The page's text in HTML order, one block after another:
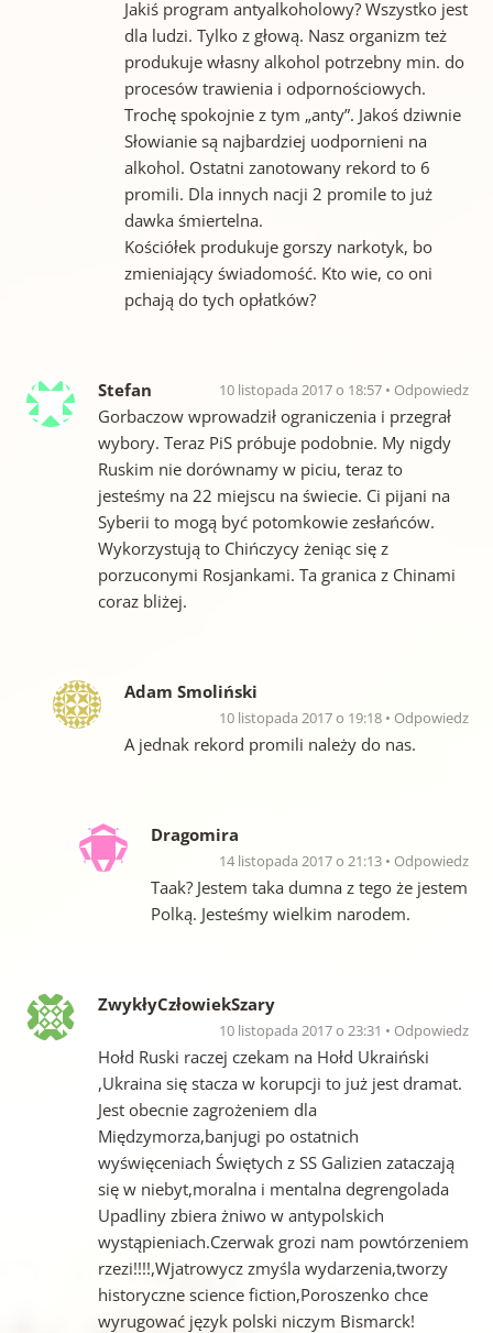
Jakiś program antyalkoholowy? Wszystko jest
dla ludzi. Tylko z głową. Nasz organizm też
produkuje własny alkohol potrzebny min. do
procesów trawienia i odpornościowych.
Trochę spokojnie z tym „anty”. Jakoś dziwnie
Słowianie są najbardziej uodpornieni na
alkohol. Ostatni zanotowany rekord to 6
promili. Dla innych nacji 2 promile to już
dawka śmiertelna.
Kościółek produkuje gorszy narkotyk, bo
zmieniający świadomość. Kto wie, co oni
pchają do tych opłatków?
Stefan 10 listopada 2017 o 18:57 Odpowiedz
Gorbaczow wprowadził ograniczenia i przegrał
wybory. Teraz PiS próbuje podobnie. My nigdy
Ruskim nie dorównamy w piciu, teraz to
jesteśmy na 22 miejscu na świecie. Ci pijani na
Syberii to mogą być potomkowie zesłańców.
Wykorzystują to Chińczycy żeniąc się z
porzuconymi Rosjankami. Ta granica z Chinami
coraz bliżej.
Adam Smoliński
10 listopada 2017 o 19:18 Odpowiedz
A jednak rekord promili należy do nas.
Dragomira
14 listopada 2017 o 21:13 Odpowiedz
Taak? Jestem taka dumna z tego że jestem
Polką. Jesteśmy wielkim narodem.
ZwykłyCzłowiekSzary
10 listopada 2017 o 23:31 Odpowiedz
Hołd Ruski raczej czekam na Hołd Ukraiński
,Ukraina się stacza w korupcji to już jest dramat.
Jest obecnie zagrożeniem dla
Międzymorza,banjugi po ostatnich
wyświęceniach Świętych z SS Galizien zataczają
się w niebyt,moralna i mentalna degrengolada
Upadliny zbiera żniwo w antypolskich
wystąpieniach.Czerwak grozi nam powtórzeniem
rzezi!!!!,Wjatrowycz zmyśla wydarzenia,tworzy
historyczne science fiction,Poroszenko chce
wyrugować język polski niczym Bismarck!